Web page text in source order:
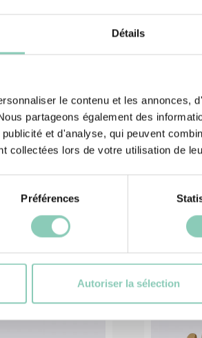
Détails
le contenu et les annonces,
partageons également des
et d'analyse, qui peuvent
collectées lors de votre utilisation de
Préférences
Autoriser la sélection